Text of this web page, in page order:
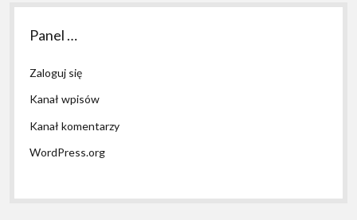
Panel …
Zaloguj się
Kanał wpisów
Kanał komentarzy
WordPress.org